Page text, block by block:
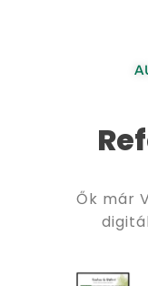
Ők már